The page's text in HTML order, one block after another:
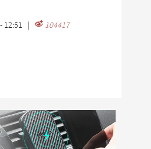
12:51 | 104417